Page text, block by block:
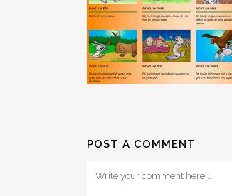
POST A COMMENT